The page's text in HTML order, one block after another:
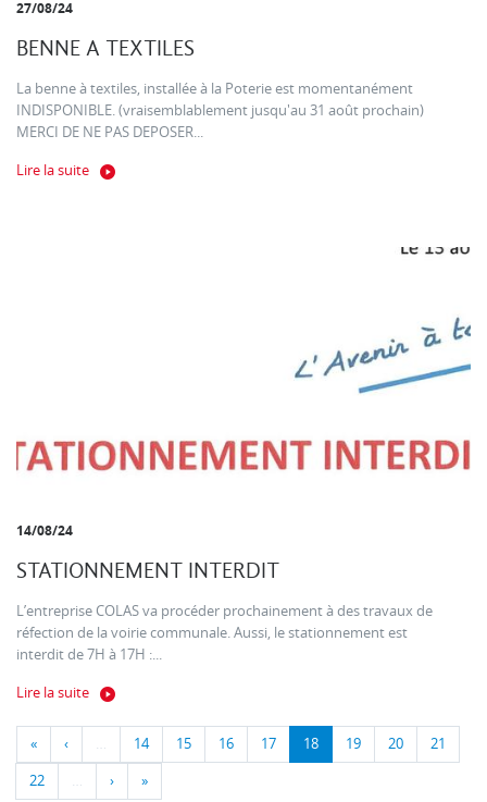
27/08/24
BENNE A TEXTILES
La benne à textiles, installée à la Poterie est momentanément
INDISPONIBLE. (vraisemblablement jusqu'au 31 août prochain)
MERCI DE NE PAS DEPOSER...
Lire la suite
14/08/24
STATIONNEMENT INTERDIT
L’entreprise COLAS va procéder prochainement à des travaux de
réfection de la voirie communale. Aussi, le stationnement est
interdit de 7H à 17H :...
Lire la suite
« ‹ … 14 15 16 17 18 19 20 21
22 … › »